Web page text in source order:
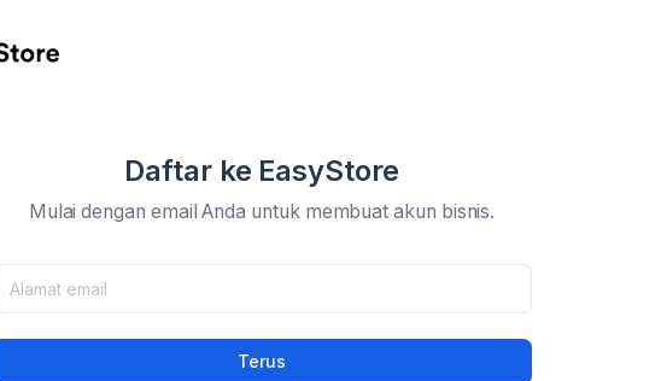
Daftar ke EasyStore
Mulai dengan email Anda untuk membuat akun bisnis.
Terus